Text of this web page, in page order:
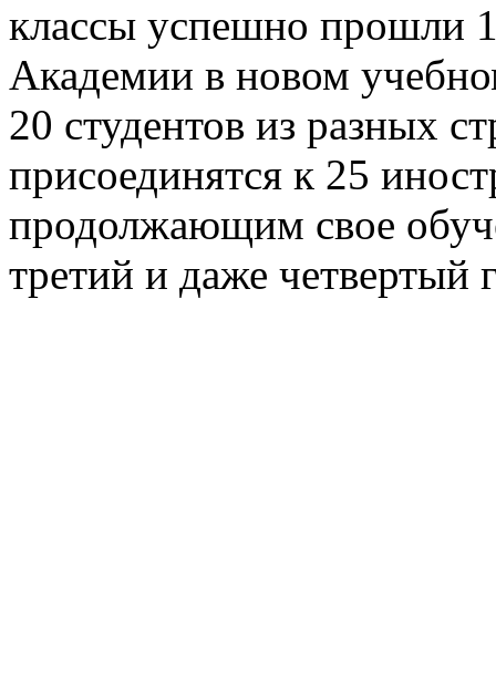
классы успешно прошли
Академии в новом
20 студентов из разных
присоединятся к 25
продолжающим свое
третий и даже четвертый